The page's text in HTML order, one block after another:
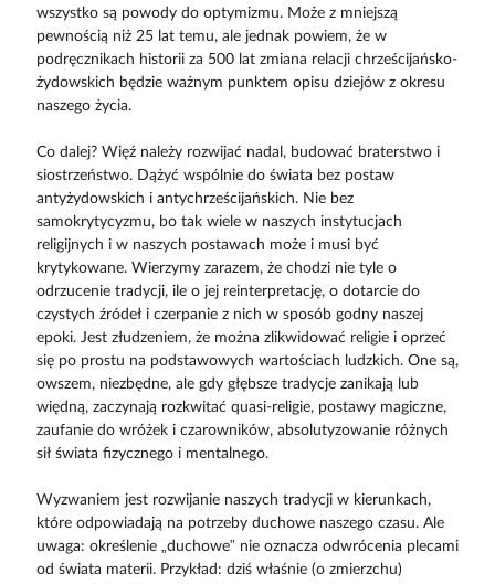
wszystko są powody do optymizmu. Może z mniejszą
pewnością niż 25 lat temu, ale jednak powiem, że w
podręcznikach historii za 500 lat zmiana relacji chrześcijańsko-
żydowskich będzie ważnym punktem opisu dziejów z okresu
naszego życia.
Co dalej? Więź należy rozwijać nadal, budować braterstwo i
siostrzeństwo. Dążyć wspólnie do świata bez postaw
antyżydowskich i antychrześcijańskich. Nie bez
samokrytycyzmu, bo tak wiele w naszych instytucjach
religijnych i w naszych postawach może i musi być
krytykowane. Wierzymy zarazem, że chodzi nie tyle o
odrzucenie tradycji, ile o jej reinterpretację, o dotarcie do
czystych źródeł i czerpanie z nich w sposób godny naszej
epoki. Jest złudzeniem, że można zlikwidować religie i oprzeć
się po prostu na podstawowych wartościach ludzkich. One są,
owszem, niezbędne, ale gdy głębsze tradycje zanikają lub
więdną, zaczynają rozkwitać quasi-religie, postawy magiczne,
zaufanie do wróżek i czarowników, absolutyzowanie różnych
sił świata fizycznego i mentalnego.
Wyzwaniem jest rozwijanie naszych tradycji w kierunkach,
które odpowiadają na potrzeby duchowe naszego czasu. Ale
uwaga: określenie „duchowe” nie oznacza odwrócenia plecami
od świata materii. Przykład: dziś właśnie (o zmierzchu)